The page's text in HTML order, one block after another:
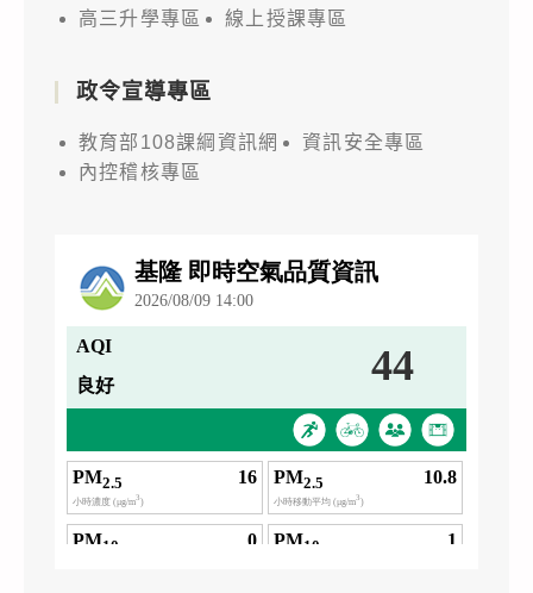
高三升學專區
線上授課專區
政令宣導專區
教育部108課綱資訊網
資訊安全專區
內控稽核專區